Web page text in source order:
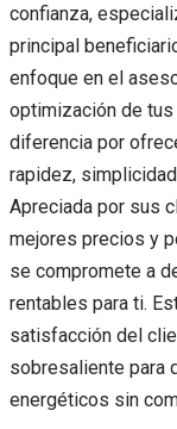
confianza,
principal
enfoque en el
optimización de
diferencia por
rapidez,
Apreciada por sus
mejores precios y
se compromete a
rentables para ti.
satisfacción del
sobresaliente para
energéticos sin